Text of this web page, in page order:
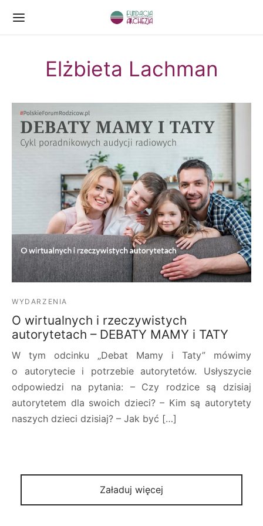
Elżbieta Lachman
WYDARZENIA
O wirtualnych i rzeczywistych
autorytetach – DEBATY MAMY i TATY
W tym odcinku „Debat Mamy i Taty” mówimy
o autorytecie i potrzebie autorytetów. Usłyszycie
odpowiedzi na pytania: – Czy rodzice są dzisiaj
autorytetem dla swoich dzieci? – Kim są autorytety
naszych dzieci dzisiaj? – Jak być […]
Załaduj więcej